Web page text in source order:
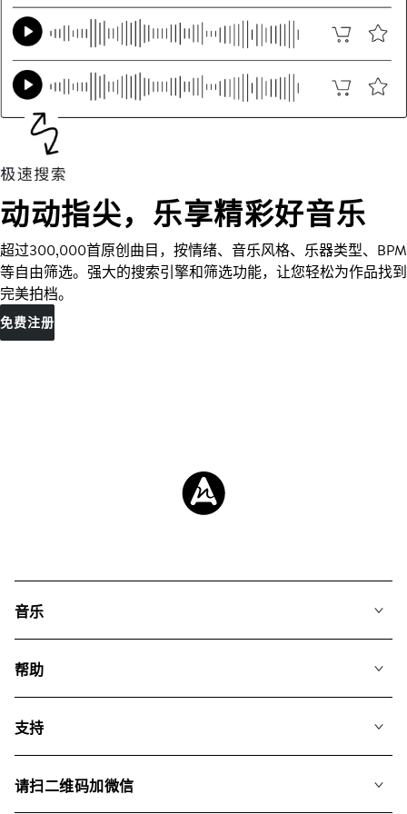
动动指尖，乐享精彩好音乐
超过300,000首原创曲目，按情绪、音乐风格、乐器类型、BPM
等自由筛选。强大的搜索引擎和筛选功能，让您轻松为作品找到
完美拍档。
免费注册
音乐
搜索
专辑
帮助
我们如何运用AI
支持
关于我们
请扫二维码加微信